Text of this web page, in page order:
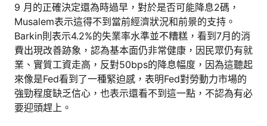
9 月的正確決定還為時過早，對於是否可能降息2碼，
Musalem表示這得不到當前經濟狀況和前景的支持。
Barkin則表示4.2%的失業率水準並不糟糕，看到7月的消
費出現改善跡象，認為基本面仍非常健康，因民眾仍有就
業、實質工資走高，反對50bps的降息幅度，因為這聽起
來像是Fed看到了一種緊迫感，表明Fed對勞動力市場的
強勁程度缺乏信心，也表示還看不到這一點，不認為有必
要迎頭趕上。